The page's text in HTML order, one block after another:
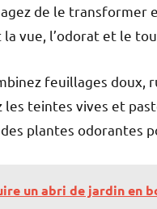
de le transformer
vue, l’odorat et le
feuillages doux,
les teintes vives et
plantes odorantes
un abri de jardin en